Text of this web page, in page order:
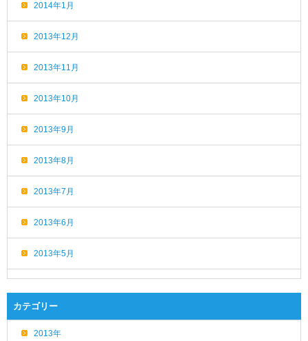
2014年1月
2013年12月
2013年11月
2013年10月
2013年9月
2013年8月
2013年7月
2013年6月
2013年5月
カテゴリー
2013年